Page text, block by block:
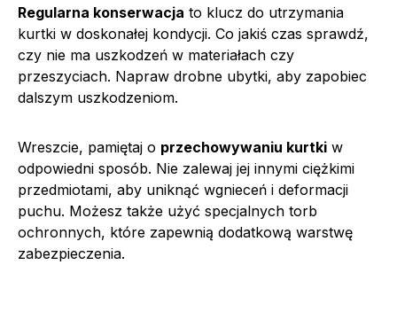
Regularna konserwacja to klucz do utrzymania
kurtki w doskonałej kondycji. Co jakiś czas sprawdź,
czy nie ma uszkodzeń w materiałach czy
przeszyciach. Napraw drobne ubytki, aby zapobiec
dalszym uszkodzeniom.
Wreszcie, pamiętaj o przechowywaniu kurtki w
odpowiedni sposób. Nie zalewaj jej innymi ciężkimi
przedmiotami, aby uniknąć wgnieceń i deformacji
puchu. Możesz także użyć specjalnych torb
ochronnych, które zapewnią dodatkową warstwę
zabezpieczenia.